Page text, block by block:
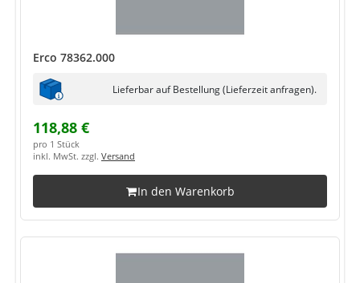
Erco 78362.000
Lieferbar auf Bestellung (Lieferzeit anfragen).
118,88 €
pro 1 Stück
inkl. MwSt. zzgl. Versand
In den Warenkorb